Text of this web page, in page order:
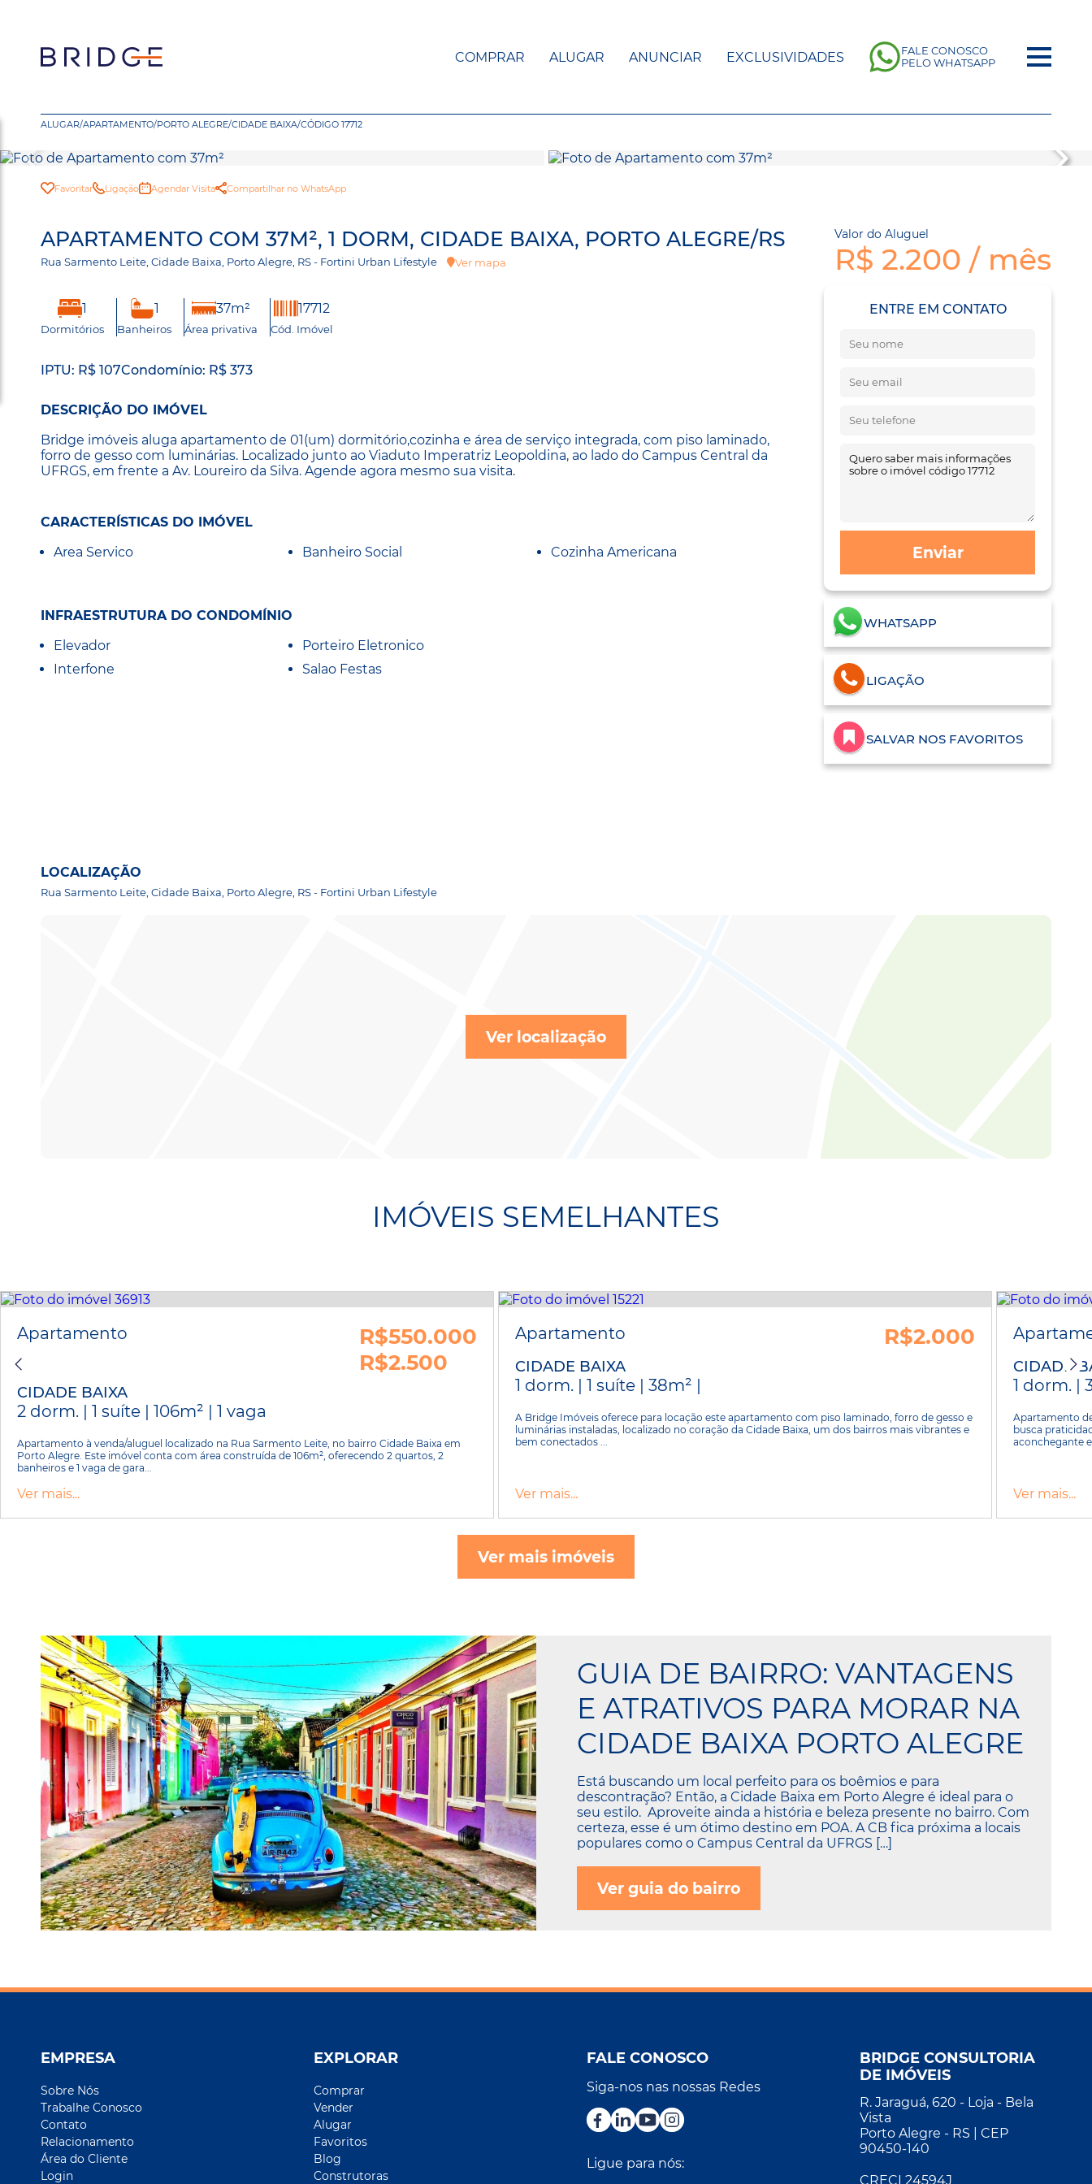
COMPRAR ALUGAR ANUNCIAR EXCLUSIVIDADES
FALE CONOSCO
PELO WHATSAPP
ALUGAR/APARTAMENTO/PORTO ALEGRE/CIDADE BAIXA/CÓDIGO 17712
Favoritar Ligação Agendar Visita Compartilhar no WhatsApp
APARTAMENTO COM 37M², 1 DORM, CIDADE BAIXA, PORTO ALEGRE/RS
Rua Sarmento Leite, Cidade Baixa, Porto Alegre, RS - Fortini Urban Lifestyle Ver mapa
Valor do Aluguel
R$ 2.200 / mês
1
Dormitórios
1
Banheiros
37m²
Área privativa
17712
Cód. Imóvel
IPTU: R$ 107Condomínio: R$ 373
DESCRIÇÃO DO IMÓVEL
Bridge imóveis aluga apartamento de 01(um) dormitório,cozinha e área de serviço integrada, com piso laminado,
forro de gesso com luminárias. Localizado junto ao Viaduto Imperatriz Leopoldina, ao lado do Campus Central da
UFRGS, em frente a Av. Loureiro da Silva. Agende agora mesmo sua visita.
CARACTERÍSTICAS DO IMÓVEL
Area Servico
Banheiro Social Cozinha Americana
INFRAESTRUTURA DO CONDOMÍNIO
Elevador
Interfone
Porteiro Eletronico
Salao Festas
ENTRE EM CONTATO
Enviar
WHATSAPP
LIGAÇÃO
SALVAR NOS FAVORITOS
LOCALIZAÇÃO
Rua Sarmento Leite, Cidade Baixa, Porto Alegre, RS - Fortini Urban Lifestyle
Ver localização
IMÓVEIS SEMELHANTES
Apartamento
R$550.000
R$2.500
CIDADE BAIXA
2 dorm. | 1 suíte | 106m² | 1 vaga
Apartamento à venda/aluguel localizado na Rua Sarmento Leite, no bairro Cidade Baixa em
Porto Alegre. Este imóvel conta com área construída de 106m², oferecendo 2 quartos, 2
banheiros e 1 vaga de gara...
Ver mais...
Apartamento R$2.000
CIDADE BAIXA
1 dorm. | 1 suíte | 38m² |
A Bridge Imóveis oferece para locação este apartamento com piso laminado, forro de gesso e
luminárias instaladas, localizado no coração da Cidade Baixa, um dos bairros mais vibrantes e
bem conectados ...
Ver mais...
CIDADE
1 dorm. |
Apartamento
busca
aconchegante
Ver mais...
Ver mais imóveis
GUIA DE BAIRRO: VANTAGENS
E ATRATIVOS PARA MORAR NA
CIDADE BAIXA PORTO ALEGRE
Está buscando um local perfeito para os boêmios e para
descontração? Então, a Cidade Baixa em Porto Alegre é ideal para o
seu estilo. Aproveite ainda a história e beleza presente no bairro. Com
certeza, esse é um ótimo destino em POA. A CB fica próxima a locais
populares como o Campus Central da UFRGS […]
Ver guia do bairro
EMPRESA
Sobre Nós
Trabalhe Conosco
Contato
Relacionamento
Área do Cliente
Login
EXPLORAR
Comprar
Vender
Alugar
Favoritos
Blog
Construtoras
FALE CONOSCO
Siga-nos nas nossas Redes
Ligue para nós:
BRIDGE CONSULTORIA
DE IMÓVEIS
R. Jaraguá, 620 - Loja - Bela
Vista
Porto Alegre - RS | CEP
90450-140
CRECI 24594J